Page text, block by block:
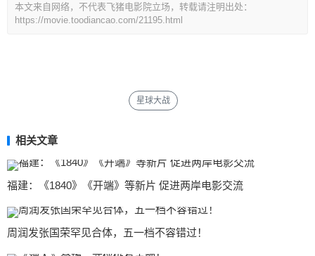
本文来自网络，不代表飞猪电影院立场，转载请注明出处：
https://movie.toodiancao.com/21195.html
星球大战
相关文章
福建：《1840》《开端》等新片 促进两岸电影交流
周润发张国荣罕见合体，五一档不容错过！